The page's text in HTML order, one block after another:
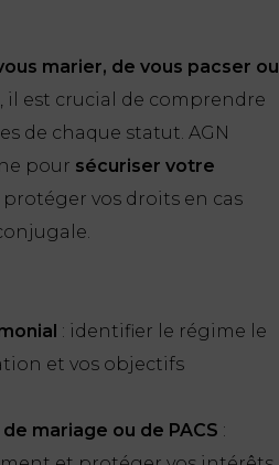
marier, de vous pacser ou
, il est crucial de comprendre
de chaque statut. AGN
pour sécuriser votre
protéger vos droits en cas
: identifier le régime le
et vos objectifs
mariage ou de PACS :